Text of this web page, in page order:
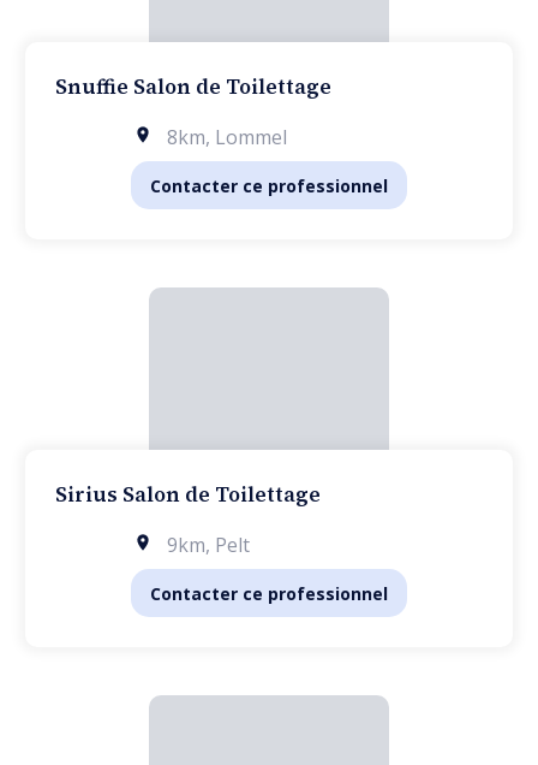
Snuffie Salon de Toilettage
8km, Lommel
Contacter ce professionnel
Sirius Salon de Toilettage
9km, Pelt
Contacter ce professionnel